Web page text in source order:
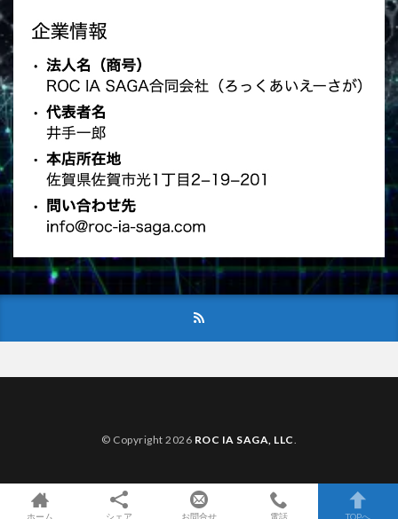
© Copyright 2026 ROC IA SAGA, LLC
ホーム シェア お問合せ 電話 TOPへ